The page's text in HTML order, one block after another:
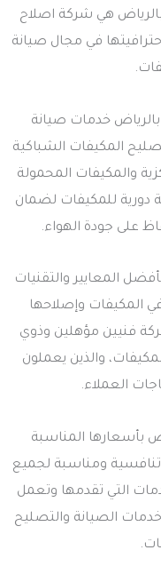
هي شركة اصلاح
في مجال صيانة
خدمات صيانة
المكيفات الشباكية
والمكيفات المحمولة
دورية للمكيفات لضمان
على جودة الهواء.
المعايير والتقنيات
المكيفات وإصلاحها
فنيين مؤهلين وذوي
والذين يعملون
العملاء.
بأسعارها المناسبة
تنافسية ومناسبة لجميع
التي تقدمها وتعمل
الصيانة والتصليح